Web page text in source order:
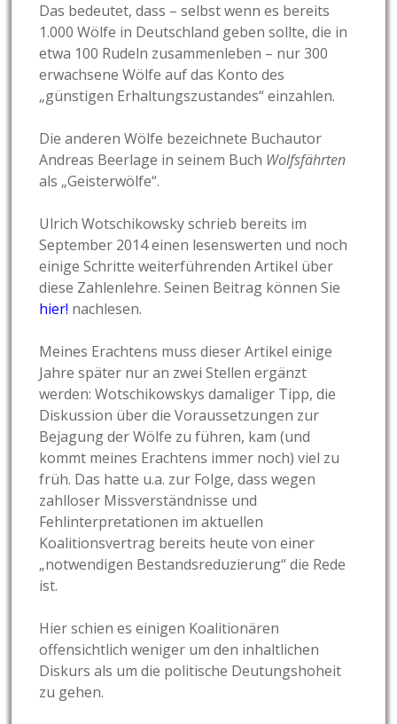
Das bedeutet, dass – selbst wenn es bereits
1.000 Wölfe in Deutschland geben sollte, die in
etwa 100 Rudeln zusammenleben – nur 300
erwachsene Wölfe auf das Konto des
„günstigen Erhaltungszustandes“ einzahlen.
Die anderen Wölfe bezeichnete Buchautor
Andreas Beerlage in seinem Buch Wolfsfährten
als „Geisterwölfe“.
Ulrich Wotschikowsky schrieb bereits im
September 2014 einen lesenswerten und noch
einige Schritte weiterführenden Artikel über
diese Zahlenlehre. Seinen Beitrag können Sie
hier! nachlesen.
Meines Erachtens muss dieser Artikel einige
Jahre später nur an zwei Stellen ergänzt
werden: Wotschikowskys damaliger Tipp, die
Diskussion über die Voraussetzungen zur
Bejagung der Wölfe zu führen, kam (und
kommt meines Erachtens immer noch) viel zu
früh. Das hatte u.a. zur Folge, dass wegen
zahlloser Missverständnisse und
Fehlinterpretationen im aktuellen
Koalitionsvertrag bereits heute von einer
„notwendigen Bestandsreduzierung“ die Rede
ist.
Hier schien es einigen Koalitionären
offensichtlich weniger um den inhaltlichen
Diskurs als um die politische Deutungshoheit
zu gehen.